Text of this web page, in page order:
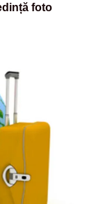
foto